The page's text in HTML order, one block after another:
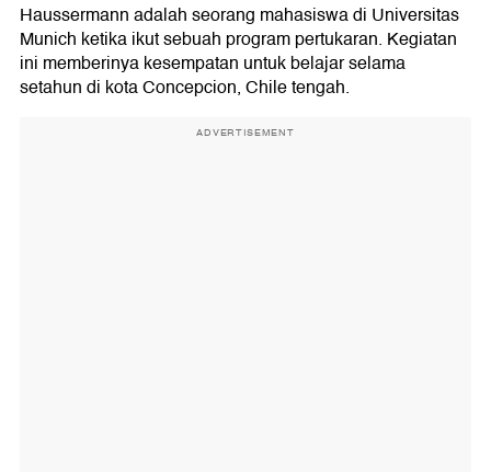
Haussermann adalah seorang mahasiswa di Universitas
Munich ketika ikut sebuah program pertukaran. Kegiatan
ini memberinya kesempatan untuk belajar selama
setahun di kota Concepcion, Chile tengah.
ADVERTISEMENT